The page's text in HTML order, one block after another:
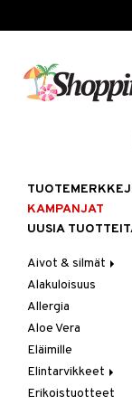
KAMPANJAT
UUSIA
Aivot & silmät
Muisti
Rasvahapot
Silmät
Alakuloisuus
Allergia
Aloe Vera
Eläimille
Elintarvikkeet
Hedelmät &
Erikoistuotteet